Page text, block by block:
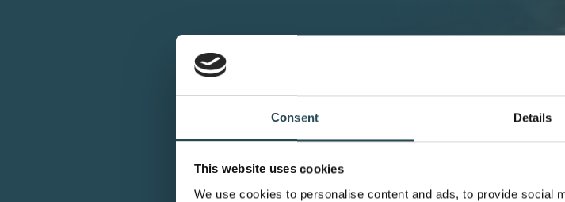
Consent Details
This website uses cookies
We use cookies to personalise content and ads, to provide social